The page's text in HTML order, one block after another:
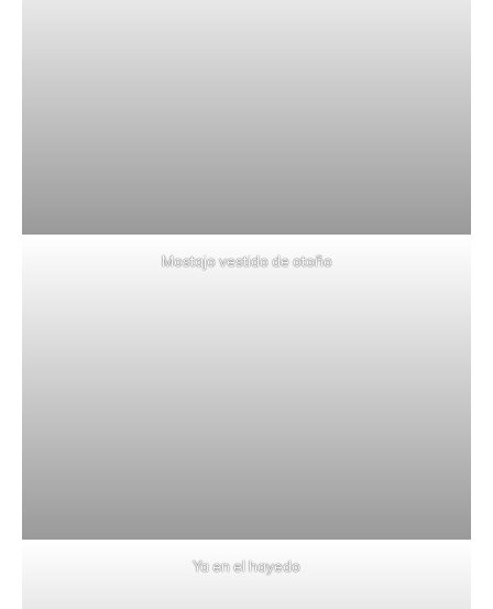
Mostajo vestido de otoño
Ya en el hayedo